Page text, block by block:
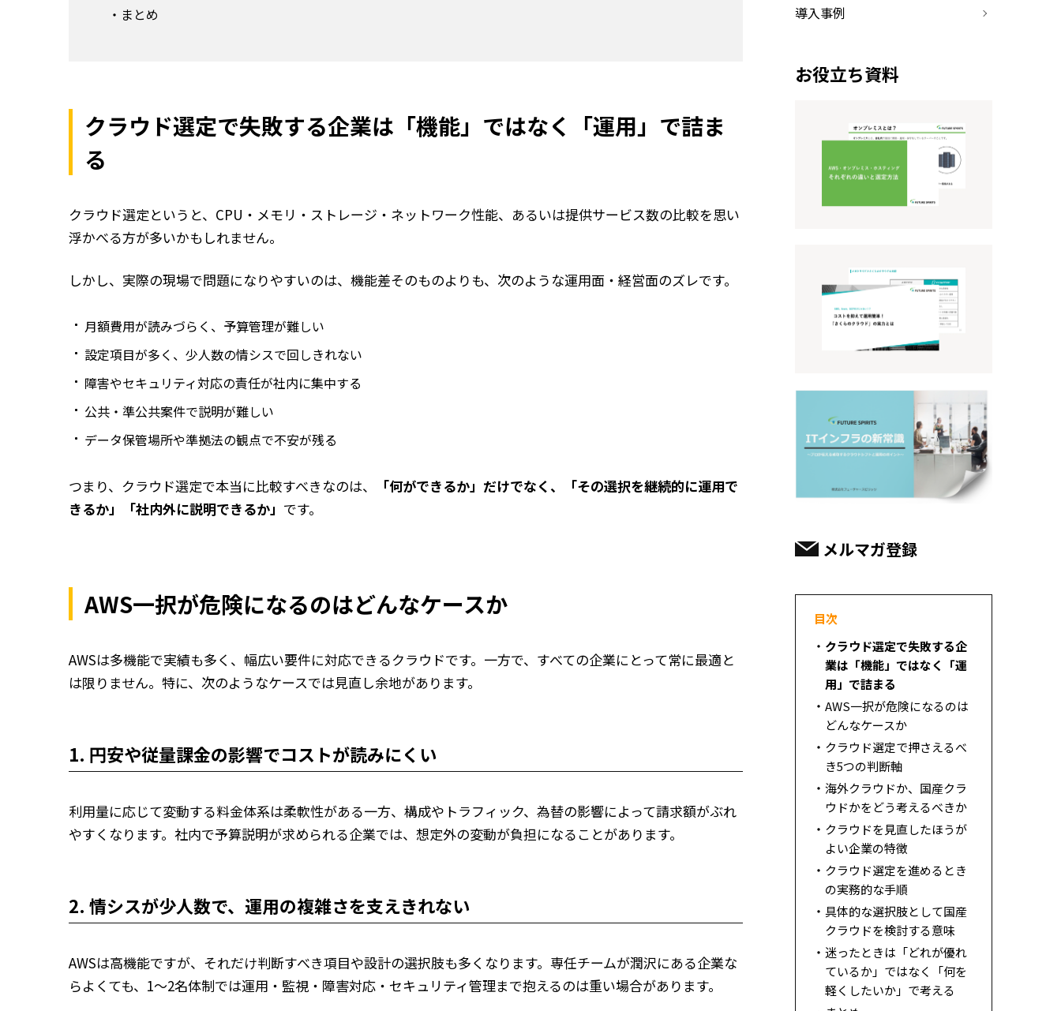
まとめ
クラウド選定で失敗する企業は「機能」ではなく「運用」で詰ま
る
クラウド選定というと、CPU・メモリ・ストレージ・ネットワーク性能、あるいは提供サービス数の比較を思い
浮かべる方が多いかもしれません。
しかし、実際の現場で問題になりやすいのは、機能差そのものよりも、次のような運用面・経営面のズレです。
月額費用が読みづらく、予算管理が難しい
設定項目が多く、少人数の情シスで回しきれない
障害やセキュリティ対応の責任が社内に集中する
公共・準公共案件で説明が難しい
データ保管場所や準拠法の観点で不安が残る
つまり、クラウド選定で本当に比較すべきなのは、
「何ができるか」だけでなく、「その選択を継続的に運用で
きるか」「社内外に説明できるか」 です。
AWS一択が危険になるのはどんなケースか
AWSは多機能で実績も多く、幅広い要件に対応できるクラウドです。一方で、すべての企業にとって常に最適と
は限りません。特に、次のようなケースでは見直し余地があります。
1. 円安や従量課金の影響でコストが読みにくい
利用量に応じて変動する料金体系は柔軟性がある一方、構成やトラフィック、為替の影響によって請求額がぶれ
やすくなります。社内で予算説明が求められる企業では、想定外の変動が負担になることがあります。
2. 情シスが少人数で、運用の複雑さを支えきれない
AWSは高機能ですが、それだけ判断すべき項目や設計の選択肢も多くなります。専任チームが潤沢にある企業な
らよくても、1〜2名体制では運用・監視・障害対応・セキュリティ管理まで抱えるのは重い場合があります。
導入事例
お役立ち資料
メルマガ登録
目次
クラウド選定で失敗する企
業は「機能」ではなく「運
用」で詰まる
AWS一択が危険になるのは
どんなケースか
クラウド選定で押さえるべ
き5つの判断軸
海外クラウドか、国産クラ
ウドかをどう考えるべきか
クラウドを見直したほうが
よい企業の特徴
クラウド選定を進めるとき
の実務的な手順
具体的な選択肢として国産
クラウドを検討する意味
迷ったときは「どれが優れ
ているか」ではなく「何を
軽くしたいか」で考える